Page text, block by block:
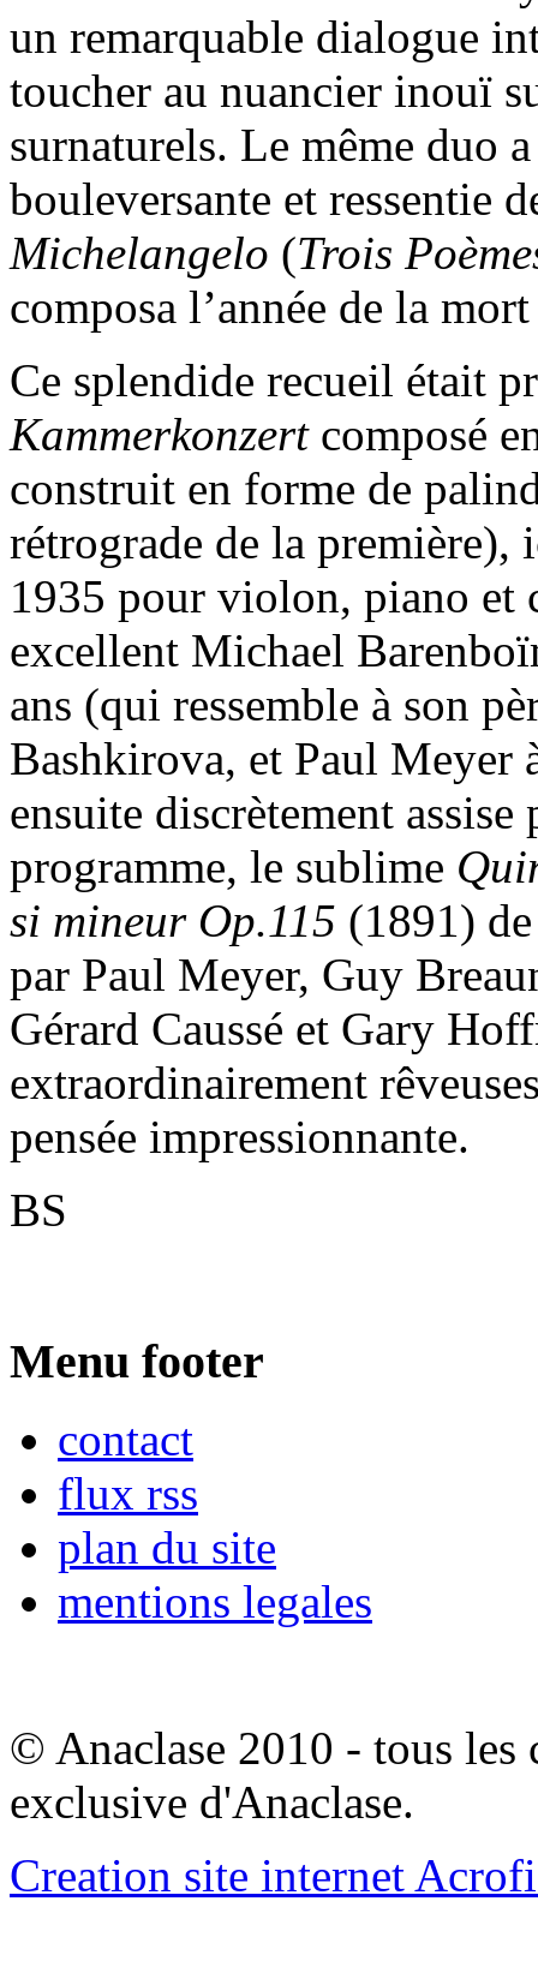
un remarquable dialogue
toucher au nuancier inouï
surnaturels. Le même duo
bouleversante et ressentie
Michelangelo (Trois
composa l’année de la
Ce splendide recueil était
Kammerkonzertcomposé
construit en forme de
rétrograde de la première),
1935 pour violon, piano et
excellent Michael
ans (qui ressemble à son
Bashkirova, et Paul Meyer
ensuite discrètement
programme, le sublime
si mineur Op.115 (1891)
par Paul Meyer, Guy
Gérard Caussé et Gary
extraordinairement
pensée impressionnante.
BS
Menu footer
contact
flux rss
plan du site
mentions legales
© Anaclase 2010 - tous les
exclusive d'Anaclase.
Creation site internet